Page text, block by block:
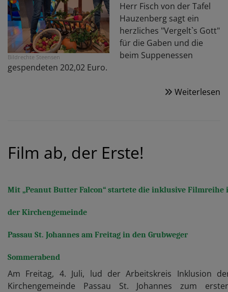
Bildrechte Steensen
Herr Fisch von der Tafel
Hauzenberg sagt ein
herzliches "Vergelt`s Gott"
für die Gaben und die
beim Suppenessen
gespendeten 202,02 Euro.
Weiterlesen
Film ab, der Erste!
Mit „Peanut Butter Falcon“ startete die inklusive Filmreihe
der Kirchengemeinde
Passau St. Johannes am Freitag in den Grubweger
Sommerabend
Am Freitag, 4. Juli, lud der Arbeitskreis Inklusion
Kirchengemeinde Passau St. Johannes zum